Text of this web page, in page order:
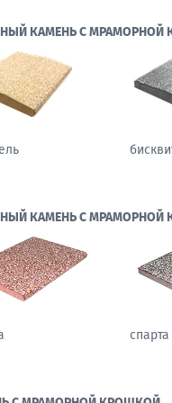
КАМЕНЬ С МРАМОРНОЙ
КАМЕНЬ С МРАМОРНОЙ
спарта